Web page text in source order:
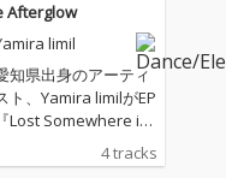
Afterglow
limil
知県出身のアーティ
ト、Yamira limilがEP
『Lost Somewhere in t
he Afterglow』をリリ
。 本作は、日常の
4 tracks